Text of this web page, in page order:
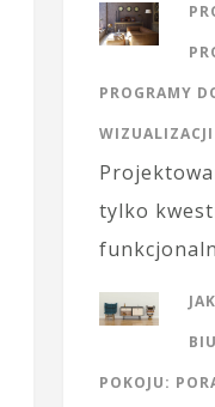
PROGRAMY
tylko
POKOJU: